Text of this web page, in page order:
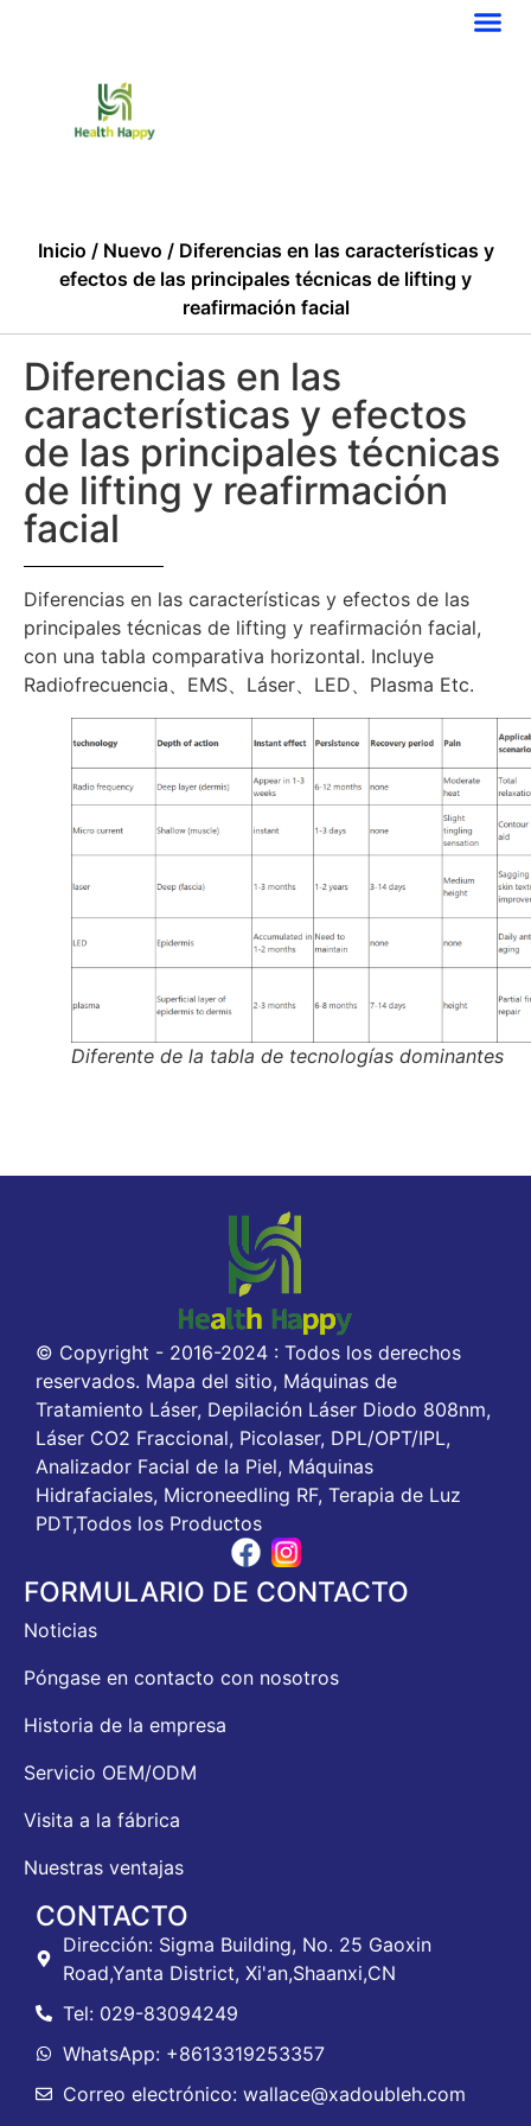
Inicio / Nuevo / Diferencias en las características y
efectos de las principales técnicas de lifting y
reafirmación facial
Diferencias en las
características y efectos
de las principales técnicas
de lifting y reafirmación
facial
Diferencias en las características y efectos de las
principales técnicas de lifting y reafirmación facial,
con una tabla comparativa horizontal. Incluye
Radiofrecuencia、EMS、Láser、LED、Plasma Etc.
Diferente de la tabla de tecnologías dominantes
© Copyright - 2016-2024 : Todos los derechos
reservados. Mapa del sitio, Máquinas de
Tratamiento Láser, Depilación Láser Diodo 808nm,
Láser CO2 Fraccional, Picolaser, DPL/OPT/IPL,
Analizador Facial de la Piel, Máquinas
Hidrafaciales, Microneedling RF, Terapia de Luz
PDT,Todos los Productos
FORMULARIO DE CONTACTO
Noticias
Póngase en contacto con nosotros
Historia de la empresa
Servicio OEM/ODM
Visita a la fábrica
Nuestras ventajas
CONTACTO
Dirección: Sigma Building, No. 25 Gaoxin
Road,Yanta District, Xi'an,Shaanxi,CN
Tel: 029-83094249
WhatsApp: +8613319253357
Correo electrónico: wallace@xadoubleh.com